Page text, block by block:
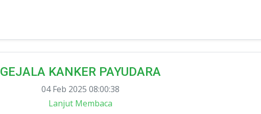
GEJALA KANKER PAYUDARA
04 Feb 2025 08:00:38
Lanjut Membaca